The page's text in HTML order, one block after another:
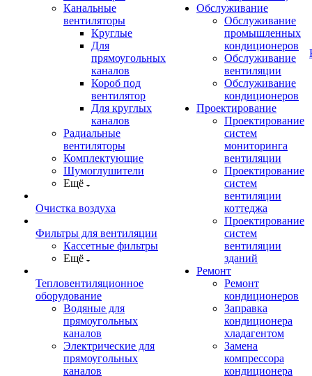
Канальные
вентиляторы
Круглые
Для
прямоугольных
каналов
Короб под
вентилятор
Для круглых
каналов
Радиальные
вентиляторы
Комплектующие
Шумоглушители
Ещё
Очистка воздуха
Фильтры для вентиляции
Кассетные фильтры
Ещё
Тепловентиляционное
оборудование
Водяные для
прямоугольных
каналов
Электрические для
прямоугольных
каналов
Обслуживание
Обслуживание
промышленных
кондиционеров
Обслуживание
вентиляции
Обслуживание
кондиционеров
Проектирование
Проектирование
систем
мониторинга
вентиляции
Проектирование
систем
вентиляции
коттеджа
Проектирование
систем
вентиляции
зданий
Ремонт
Ремонт
кондиционеров
Заправка
кондиционера
хладагентом
Замена
компрессора
кондиционера